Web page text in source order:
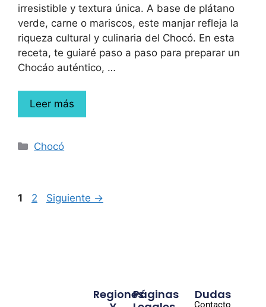
irresistible y textura única. A base de plátano
verde, carne o mariscos, este manjar refleja la
riqueza cultural y culinaria del Chocó. En esta
receta, te guiaré paso a paso para preparar un
Chocáo auténtico, …
Leer más
Chocó
1 2 Siguiente →
Páginas
Regiones
Dudas
Contacto